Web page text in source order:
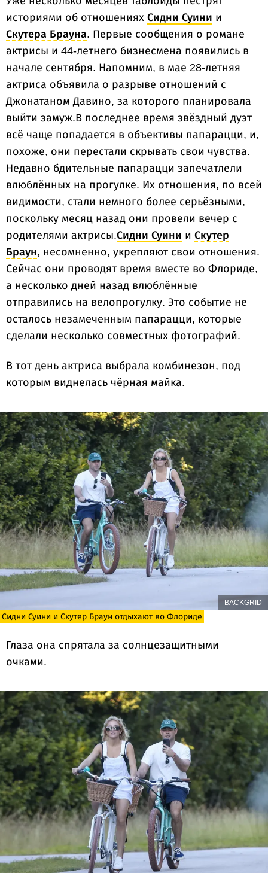
историями об отношениях Сидни Суини и
Скутера Брауна. Первые сообщения о романе
актрисы и 44-летнего бизнесмена появились в
начале сентября. Напомним, в мае 28-летняя
актриса объявила о разрыве отношений с
Джонатаном Давино, за которого планировала
выйти замуж.В последнее время звёздный дуэт
всё чаще попадается в объективы папарацци, и,
похоже, они перестали скрывать свои чувства.
Недавно бдительные папарацци запечатлели
влюблённых на прогулке. Их отношения, по всей
видимости, стали немного более серьёзными,
поскольку месяц назад они провели вечер с
родителями актрисы.Сидни Суини и Скутер
Браун, несомненно, укрепляют свои отношения.
Сейчас они проводят время вместе во Флориде,
а несколько дней назад влюблённые
отправились на велопрогулку. Это событие не
осталось незамеченным папарацци, которые
сделали несколько совместных фотографий.
В тот день актриса выбрала комбинезон, под
которым виднелась чёрная майка.
BACKGRID
Сидни Суини и Скутер Браун отдыхают во Флориде
Глаза она спрятала за солнцезащитными
очками.